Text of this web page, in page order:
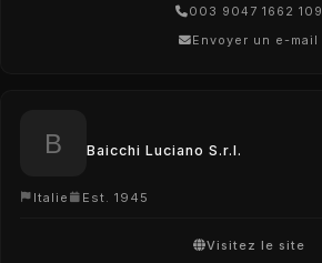
003 9047 1662 109
Envoyer un e-mail
Baicchi Luciano S.r.l.
Italie Est. 1945
Visitez le site